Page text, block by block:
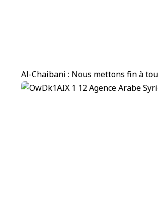
Al-Chaibani : Nous mettons fin à